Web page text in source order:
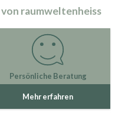
raumweltenheiss
Persönliche Beratung
Mehr erfahren